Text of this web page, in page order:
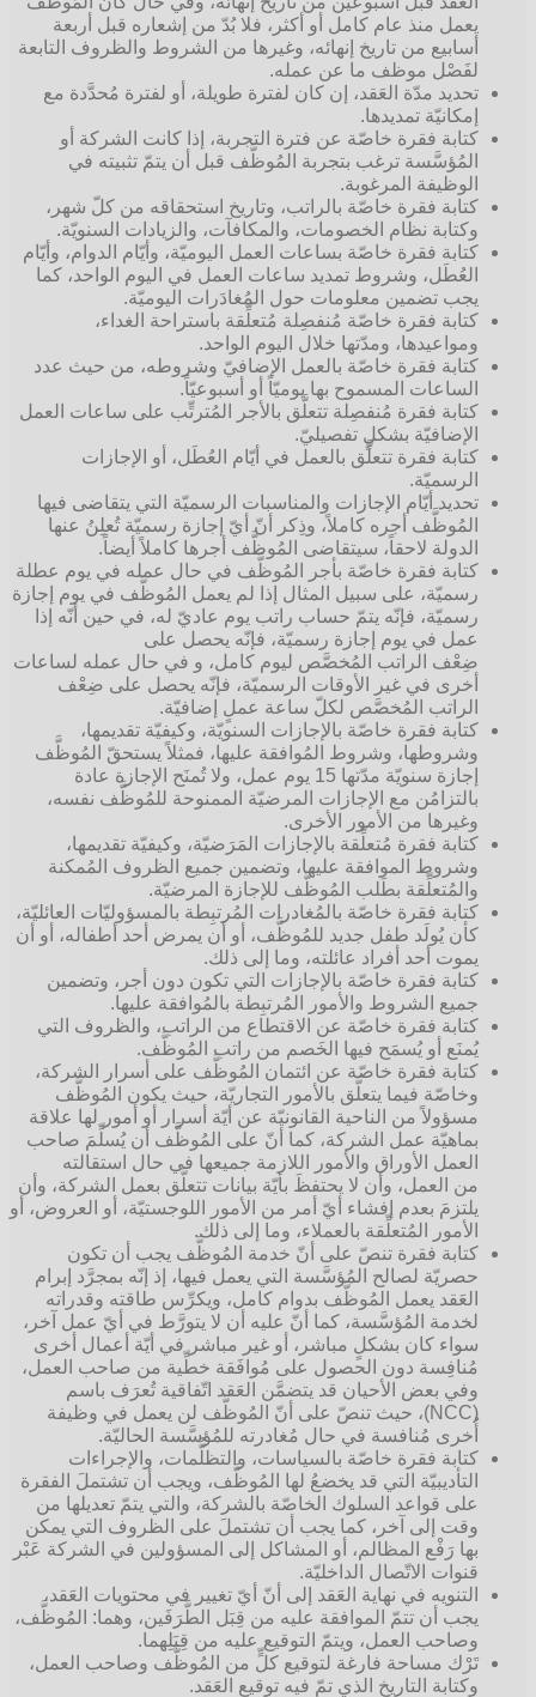
يعمل منذ عام كامل أو أكثر، فلا بُدّ من إشعاره قبل أربعة
أسابيع من تاريخ إنهائه، وغيرها من الشروط والظروف التابعة
لفَصْل موظف ما عن عمله.
تحديد مدّة العَقد، إن كان لفترة طويلة، أو لفترة مُحدَّدة مع
إمكانيّة تمديدها.
كتابة فقرة خاصّة عن فترة التجربة، إذا كانت الشركة أو
المُؤسَّسة ترغب بتجربة المُوظَّف قبل أن يتمّ تثبيته في
الوظيفة المرغوبة.
كتابة فقرة خاصّة بالراتب، وتاريخ استحقاقه من كلّ شهر،
وكتابة نظام الخصومات، والمكافآت، والزيادات السنويّة.
كتابة فقرة خاصّة بساعات العمل اليوميّة، وأيّام الدوام، وأيّام
العُطَل، وشروط تمديد ساعات العمل في اليوم الواحد، كما
يجب تضمين معلومات حول المُغادَرات اليوميّة.
كتابة فقرة خاصّة مُنفصِلة مُتعلِّقة باستراحة الغداء،
ومواعيدها، ومدّتها خلال اليوم الواحد.
كتابة فقرة خاصّة بالعمل الإضافيّ وشروطه، من حيث عدد
الساعات المسموح بها يوميّاً أو أسبوعيّاً.
كتابة فقرة مُنفصِلة تتعلَّق بالأجر المُترتِّب على ساعات العمل
الإضافيّة بشكلٍ تفصيليّ.
كتابة فقرة تتعلَّق بالعمل في أيّام العُطَل، أو الإجازات
الرسميّة.
تحديد أيّام الإجازات والمناسبات الرسميّة التي يتقاضى فيها
المُوظَّف أجره كاملاً، وذِكر أنّ أيّ إجازة رسميّة تُعلِنُ عنها
الدولة لاحقاً، سيتقاضى المُوظَّف أجرها كاملاً أيضاً.
كتابة فقرة خاصّة بأجر المُوظَّف في حال عمله في يوم عطلة
رسميّة، على سبيل المثال إذا لم يعمل المُوظَّف في يوم إجازة
رسميّة، فإنّه يتمّ حساب راتب يوم عاديّ له، في حين أنّه إذا
عمل في يوم إجازة رسميّة، فإنّه يحصل على
ضِعْف الراتب المُخصَّص ليوم كامل، و في حال عمله لساعات
أخرى في غير الأوقات الرسميّة، فإنّه يحصل على ضِعْف
الراتب المُخصَّص لكلّ ساعة عملٍ إضافيّة.
كتابة فقرة خاصّة بالإجازات السنويّة، وكيفيّة تقديمها،
وشروطها، وشروط المُوافقة عليها، فمثلاً يستحقّ المُوظَّف
إجازة سنويّة مدّتها 15 يوم عمل، ولا تُمنَح الإجازة عادة
بالتزامُن مع الإجازات المرضيّة الممنوحة للمُوظَّف نفسه،
وغيرها من الأمور الأخرى.
كتابة فقرة مُتعلِّقة بالإجازات المَرَضيّة، وكيفيّة تقديمها،
وشروط الموافقة عليها، وتضمين جميع الظروف المُمكنة
والمُتعلِّقة بطَلب المُوظَّف للإجازة المرضيّة.
كتابة فقرة خاصّة بالمُغادرات المُرتبِطة بالمسؤوليّات العائليّة،
كأن يُولَد طفل جديد للمُوظَّف، أو أن يمرض أحد أطفاله، أو أن
يموت أحد أفراد عائلته، وما إلى ذلك.
كتابة فقرة خاصّة بالإجازات التي تكون دون أجر، وتضمين
جميع الشروط والأمور المُرتبِطة بالمُوافقة عليها.
كتابة فقرة خاصّة عن الاقتطاع من الراتب، والظروف التي
يُمنَع أو يُسمَح فيها الخَصم من راتب المُوظَّف.
كتابة فقرة خاصّة عن ائتمان المُوظَّف على أسرار الشركة،
وخاصّة فيما يتعلَّق بالأمور التجاريّة، حيث يكون المُوظَّف
مسؤولاً من الناحية القانونيّة عن أيّة أسرار أو أمور لها علاقة
بماهيّة عمل الشركة، كما أنّ على المُوظَّف أن يُسلِّمَ صاحب
العمل الأوراق والأمور اللازمة جميعها في حال استقالته
من العمل، وأن لا يحتفظَ بأيّة بيانات تتعلَّق بعمل الشركة، وأن
يلتزمَ بعدم إفشاء أيّ أمر من الأمور اللوجستيّة، أو العروض، أو
الأمور المُتعلِّقة بالعملاء، وما إلى ذلك.
كتابة فقرة تنصّ على أنّ خدمة المُوظَّف يجب أن تكون
حصريّة لصالح المُؤسَّسة التي يعمل فيها، إذ إنّه بمجرَّد إبرام
العَقد يعمل المُوظَّف بدوام كامل، ويكرِّس طاقته وقدراته
لخدمة المُؤسَّسة، كما أنّ عليه أن لا يتورَّط في أيّ عمل آخر،
سواء كان بشكلٍ مباشر، أو غير مباشر في أيّة أعمال أخرى
مُنافِسة دون الحصول على مُوافَقة خطِّية من صاحب العمل،
وفي بعض الأحيان قد يتضمَّن العَقد اتّفاقية تُعرَف باسم
(NCC)، حيث تنصّ على أنّ المُوظَّف لن يعمل في وظيفة
أُخرى مُنافسة في حال مُغادرته للمُؤسَّسة الحاليّة.
كتابة فقرة خاصّة بالسياسات، والتظلُّمات، والإجراءات
التأديبيّة التي قد يخضعُ لها المُوظَّف، ويجب أن تشتملَ الفقرة
على قواعد السلوك الخاصّة بالشركة، والتي يتمّ تعديلها من
وقت إلى آخر، كما يجب أن تشتملَ على الظروف التي يمكن
بها رَفْع المظالم، أو المشاكل إلى المسؤولين في الشركة عَبْر
قنوات الاتّصال الداخليّة.
التنويه في نهاية العَقد إلى أنّ أيّ تغيير في محتويات العَقد،
يجب أن تتمّ الموافقة عليه من قِبَل الطَّرَفَين، وهما: المُوظَّف،
وصاحب العمل، ويتمّ التوقيع عليه من قِبَلِهما.
تَرْك مساحة فارغة لتوقيع كلٍّ من المُوظَّف وصاحب العمل،
وكتابة التاريخ الذي تمّ فيه توقيع العَقد.